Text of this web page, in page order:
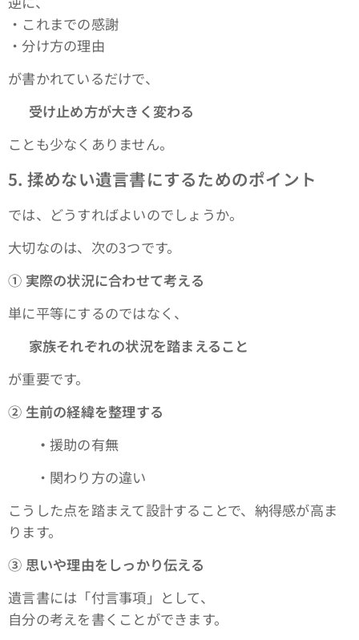
・これまでの感謝
・分け方の理由
が書かれているだけで、
受け止め方が大きく変わる
ことも少なくありません。
5. 揉めない遺言書にするためのポイント
では、どうすればよいのでしょうか。
大切なのは、次の3つです。
① 実際の状況に合わせて考える
単に平等にするのではなく、
家族それぞれの状況を踏まえること
が重要です。
② 生前の経緯を整理する
・ 援助の有無
・関わり方の違い
こうした点を踏まえて設計することで、納得感が高ま
ります。
③ 思いや理由をしっかり伝える
遺言書には「付言事項」として、
自分の考えを書くことができます。